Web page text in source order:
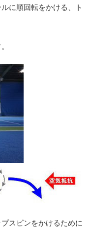
に順回転をかける、ト
スピンをかけるために